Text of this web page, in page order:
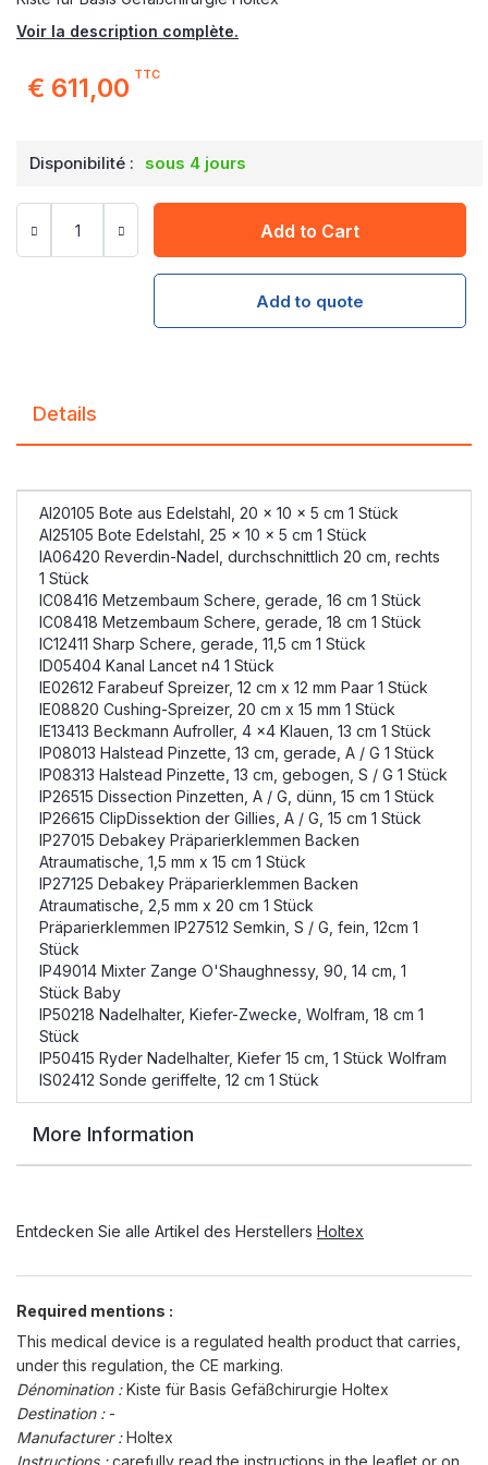
Voir la description complète.
€ 611,00 TTC
Disponibilité : sous 4 jours
Add to Cart
Add to quote
Details
AI20105 Bote aus Edelstahl, 20 x 10 x 5 cm 1 Stück
AI25105 Bote Edelstahl, 25 x 10 x 5 cm 1 Stück
IA06420 Reverdin-Nadel, durchschnittlich 20 cm, rechts
1 Stück
IC08416 Metzembaum Schere, gerade, 16 cm 1 Stück
IC08418 Metzembaum Schere, gerade, 18 cm 1 Stück
IC12411 Sharp Schere, gerade, 11,5 cm 1 Stück
ID05404 Kanal Lancet n4 1 Stück
IE02612 Farabeuf Spreizer, 12 cm x 12 mm Paar 1 Stück
IE08820 Cushing-Spreizer, 20 cm x 15 mm 1 Stück
IE13413 Beckmann Aufroller, 4 x4 Klauen, 13 cm 1 Stück
IP08013 Halstead Pinzette, 13 cm, gerade, A / G 1 Stück
IP08313 Halstead Pinzette, 13 cm, gebogen, S / G 1 Stück
IP26515 Dissection Pinzetten, A / G, dünn, 15 cm 1 Stück
IP26615 ClipDissektion der Gillies, A / G, 15 cm 1 Stück
IP27015 Debakey Präparierklemmen Backen
Atraumatische, 1,5 mm x 15 cm 1 Stück
IP27125 Debakey Präparierklemmen Backen
Atraumatische, 2,5 mm x 20 cm 1 Stück
Präparierklemmen IP27512 Semkin, S / G, fein, 12cm 1
Stück
IP49014 Mixter Zange O'Shaughnessy, 90, 14 cm, 1
Stück Baby
IP50218 Nadelhalter, Kiefer-Zwecke, Wolfram, 18 cm 1
Stück
IP50415 Ryder Nadelhalter, Kiefer 15 cm, 1 Stück Wolfram
IS02412 Sonde geriffelte, 12 cm 1 Stück
More Information
Entdecken Sie alle Artikel des Herstellers Holtex
Required mentions :
This medical device is a regulated health product that carries,
under this regulation, the CE marking.
Dénomination :Kiste für Basis Gefäßchirurgie Holtex
Destination : -
Manufacturer :Holtex
Instructions :carefully read the instructions in the leaflet or on